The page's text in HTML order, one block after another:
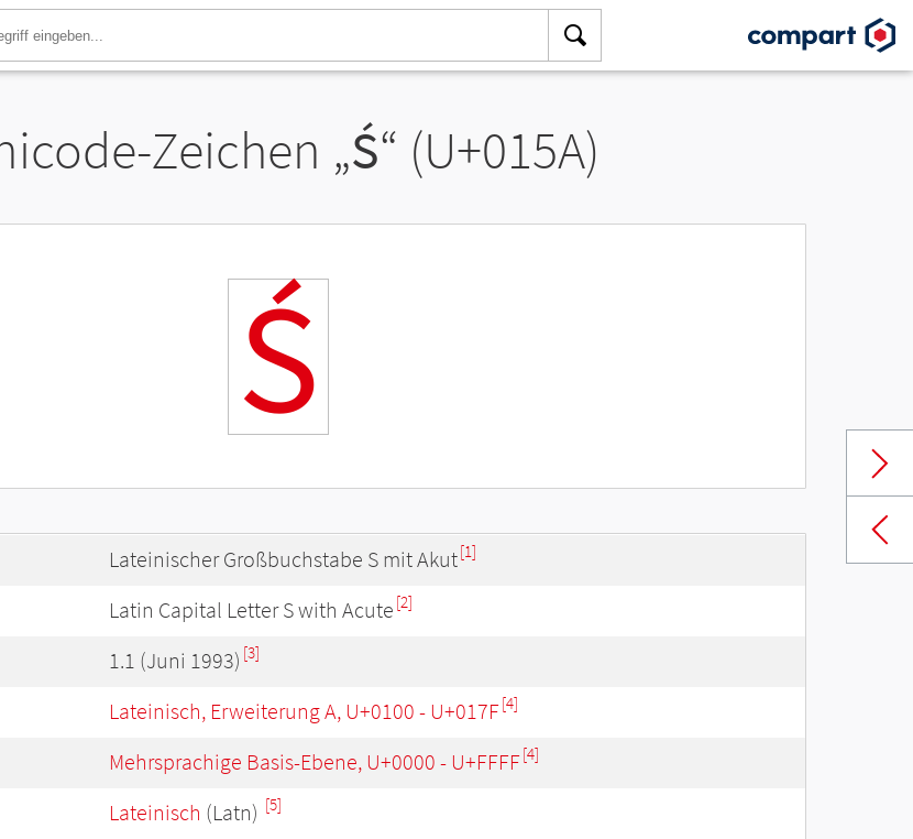
Zeichen „Ś“ (U+015A)
Ś
Lateinischer Großbuchstabe S mit Akut[1]
Latin Capital Letter S with Acute [2]
1.1 (Juni 1993) [3]
Lateinisch, Erweiterung A, U+0100 - U+017F[4]
Mehrsprachige Basis-Ebene, U+0000 - U+FFFF[4]
Lateinisch (Latn) [5]